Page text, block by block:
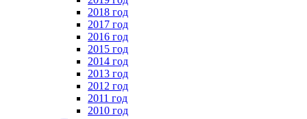
2018 год
2017 год
2016 год
2015 год
2014 год
2013 год
2012 год
2011 год
2010 год